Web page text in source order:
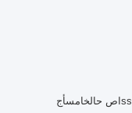
ssا ص حالخامسأج